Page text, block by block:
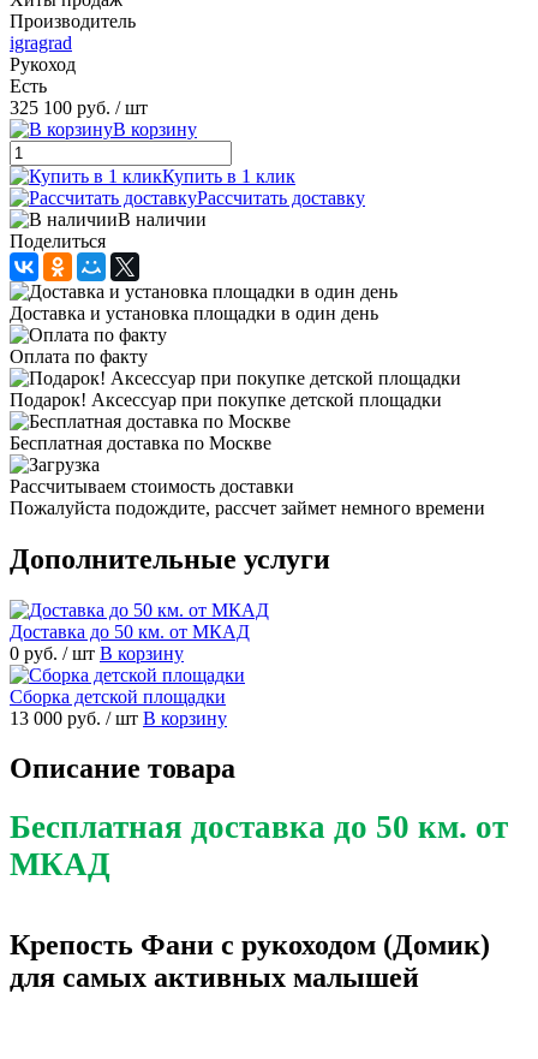
Производитель
igragrad
Рукоход
Есть
325 100 руб. / шт
В корзину
Купить в 1 клик
Рассчитать доставку
В наличии
Поделиться
Доставка и установка площадки в один день
Оплата по факту
Подарок! Аксессуар при покупке детской площадки
Бесплатная доставка по Москве
Рассчитываем стоимость доставки
Пожалуйста подождите, рассчет займет немного времени
Дополнительные услуги
Доставка до 50 км. от МКАД
0 руб. / шт В корзину
Сборка детской площадки
13 000 руб. / шт В корзину
Описание товара
Бесплатная доставка до 50 км. от
МКАД
Крепость Фани с рукоходом (Домик)
для самых активных малышей